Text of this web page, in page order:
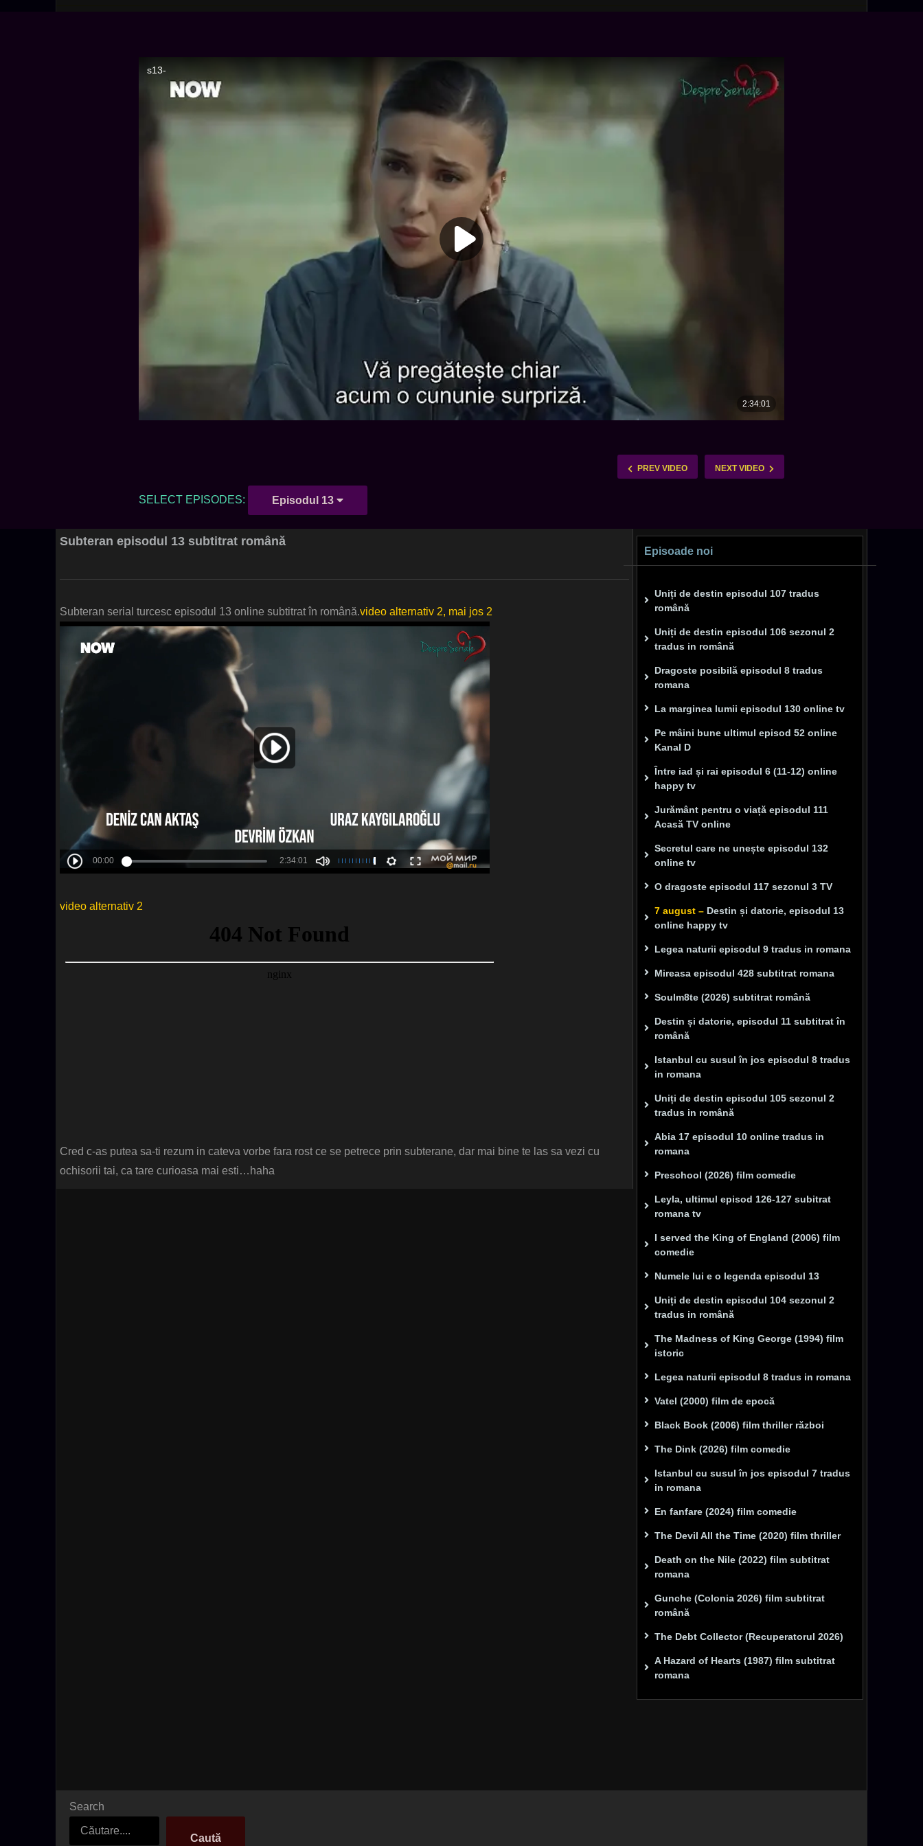
PREV VIDEO NEXT VIDEO
SELECT EPISODES: Episodul 13
Subteran episodul 13 subtitrat română
Subteran serial turcesc episodul 13 online subtitrat în română.video alternativ 2, mai jos 2
video alternativ 2
Cred c-as putea sa-ti rezum in cateva vorbe fara rost ce se petrece prin subterane, dar mai bine te las sa vezi cu
ochisorii tai, ca tare curioasa mai esti…haha
Episoade noi
Uniți de destin episodul 107 tradus
română
Uniți de destin episodul 106 sezonul 2
tradus in română
Dragoste posibilă episodul 8 tradus
romana
La marginea lumii episodul 130 online tv
Pe mâini bune ultimul episod 52 online
Kanal D
Între iad și rai episodul 6 (11-12) online
happy tv
Jurământ pentru o viață episodul 111
Acasă TV online
Secretul care ne unește episodul 132
online tv
O dragoste episodul 117 sezonul 3 TV
7 august – Destin și datorie, episodul 13
online happy tv
Legea naturii episodul 9 tradus in romana
Mireasa episodul 428 subtitrat romana
Soulm8te (2026) subtitrat română
Destin și datorie, episodul 11 subtitrat în
română
Istanbul cu susul în jos episodul 8 tradus
in romana
Uniți de destin episodul 105 sezonul 2
tradus in română
Abia 17 episodul 10 online tradus in
romana
Preschool (2026) film comedie
Leyla, ultimul episod 126-127 subitrat
romana tv
I served the King of England (2006) film
comedie
Numele lui e o legenda episodul 13
Uniți de destin episodul 104 sezonul 2
tradus in română
The Madness of King George (1994) film
istoric
Legea naturii episodul 8 tradus in romana
Vatel (2000) film de epocă
Black Book (2006) film thriller război
The Dink (2026) film comedie
Istanbul cu susul în jos episodul 7 tradus
in romana
En fanfare (2024) film comedie
The Devil All the Time (2020) film thriller
Death on the Nile (2022) film subtitrat
romana
Gunche (Colonia 2026) film subtitrat
română
The Debt Collector (Recuperatorul 2026)
A Hazard of Hearts (1987) film subtitrat
romana
Search
Caută